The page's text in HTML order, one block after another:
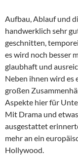
Aufbau, Ablauf und
handwerklich sehr
geschnitten,
es wird noch besser
glaubhaft und
Neben ihnen wird es
großen
Aspekte hier für
Mit Drama und
ausgestattet
mehr an ein
Hollywood.